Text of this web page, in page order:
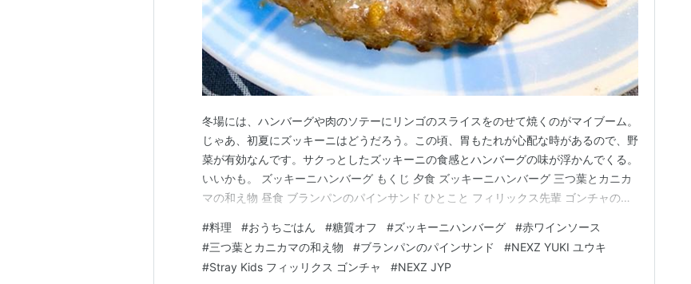
冬場には、ハンバーグや肉のソテーにリンゴのスライスをのせて焼くのがマイブーム。
じゃあ、初夏にズッキーニはどうだろう。この頃、胃もたれが心配な時があるので、野
菜が有効なんです。サクっとしたズッキーニの食感とハンバーグの味が浮かんでくる。
いいかも。 ズッキーニハンバーグ もくじ 夕食 ズッキーニハンバーグ 三つ葉とカニカ
マの和え物 昼食 ブランパンのパインサンド ひとこと フィリックス先輩 ゴンチャのお
パン粉・牛乳・塩・コショウ・ナツメグ・オリーブオイル 〇赤ワインソース：赤ワイ
ン・フォンドボー・ケチャップ1/2・ソ…
#料理 #おうちごはん #糖質オフ #ズッキーニハンバーグ #赤ワインソース
#三つ葉とカニカマの和え物 #ブランパンのパインサンド #NEXZ YUKI ユウキ
#Stray Kids フィッリクス ゴンチャ #NEXZ JYP